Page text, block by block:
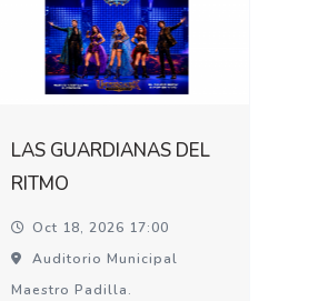
LAS GUARDIANAS DEL
RITMO
Oct 18, 2026 17:00
Auditorio Municipal
Maestro Padilla.